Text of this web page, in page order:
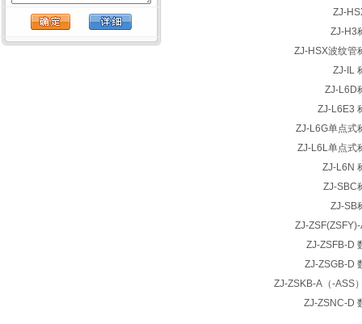
ZJ-
ZJ-H3
ZJ-HSX波纹管
ZJ-IL
ZJ-L6D
ZJ-L6E3
ZJ-L6G单点式
ZJ-L6L单点式
ZJ-L6N
ZJ-SBC
ZJ-SB
ZJ-
ZJ-ZSFB-D
ZJ-ZSGB-D
ZJ-ZSKB-A（-ASS
ZJ-ZSNC-D